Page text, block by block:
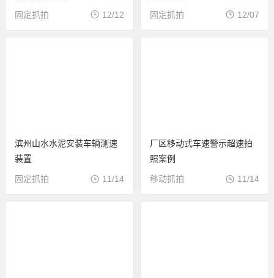
固定抓拍 12/12 固定抓拍 12/07
滨州山水水泥安装车辆测速
装置
固定抓拍 11/14
厂区移动式车速警示超速拍
照案例
移动抓拍 11/14